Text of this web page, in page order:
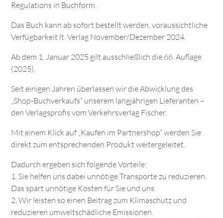
Regulations in Buchform.
Das Buch kann ab sofort bestellt werden, voraussichtliche
Verfügbarkeit lt. Verlag November/Dezember 2024.
Ab dem 1. Januar 2025 gilt ausschließlich die 66. Auflage
(2025).
Seit einigen Jahren überlassen wir die Abwicklung des
„Shop-Buchverkaufs“ unserem langjährigen Lieferanten –
den Verlagsprofis vom Verkehrsverlag Fischer.
Mit einem Klick auf „Kaufen im Partnershop“ werden Sie
direkt zum entsprechenden Produkt weitergeleitet.
Dadurch ergeben sich folgende Vorteile:
1. Sie helfen uns dabei unnötige Transporte zu reduzieren.
Das spart unnötige Kosten für Sie und uns.
2. Wir leisten so einen Beitrag zum Klimaschutz und
reduzieren umweltschädliche Emissionen.